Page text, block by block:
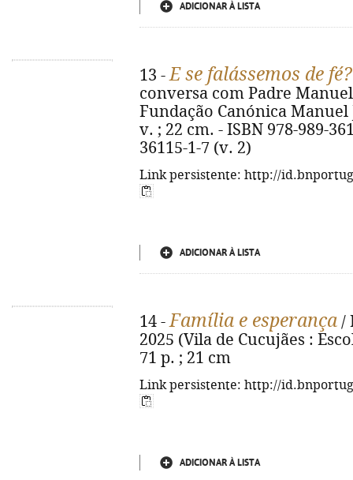
ADICIONAR À LISTA
13 -E se falássemos de fé?
conversa com Padre
Fundação Canónica Manuel
v. ; 22 cm. - ISBN 978-989-
36115-1-7 (v. 2)
Link persistente: http://
ADICIONAR À LISTA
14 -Família e esperança /
2025 (Vila de Cucujães :
71 p. ; 21 cm
Link persistente: http://
ADICIONAR À LISTA